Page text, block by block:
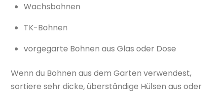
Wachsbohnen
TK-Bohnen
vorgegarte Bohnen aus Glas oder Dose
Wenn du Bohnen aus dem Garten verwendest,
sortiere sehr dicke, überständige Hülsen aus oder